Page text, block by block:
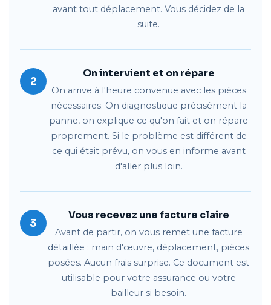
avant tout déplacement. Vous décidez de la
suite.
2
On intervient et on répare
On arrive à l'heure convenue avec les pièces
nécessaires. On diagnostique précisément la
panne, on explique ce qu'on fait et on répare
proprement. Si le problème est différent de
ce qui était prévu, on vous en informe avant
d'aller plus loin.
3
Vous recevez une facture claire
Avant de partir, on vous remet une facture
détaillée : main d'œuvre, déplacement, pièces
posées. Aucun frais surprise. Ce document est
utilisable pour votre assurance ou votre
bailleur si besoin.